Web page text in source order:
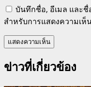
บันทึกชื่อ, อีเมล และชื่
สำหรับการแสดงความเห็
ข่าวที่เกี่ยวข้อง